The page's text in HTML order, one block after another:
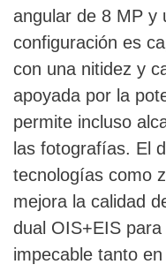
angular de 8 MP y
configuración es
con una nitidez y
apoyada por la
permite incluso
las fotografías. El
tecnologías como
mejora la calidad
dual OIS+EIS
impecable tanto